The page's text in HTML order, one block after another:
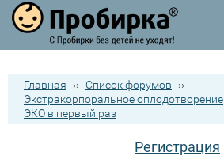
Главная ›› Список форумов
››
Экстракорпоральное оплодотворение
ЭКО в первый раз
Регистрация